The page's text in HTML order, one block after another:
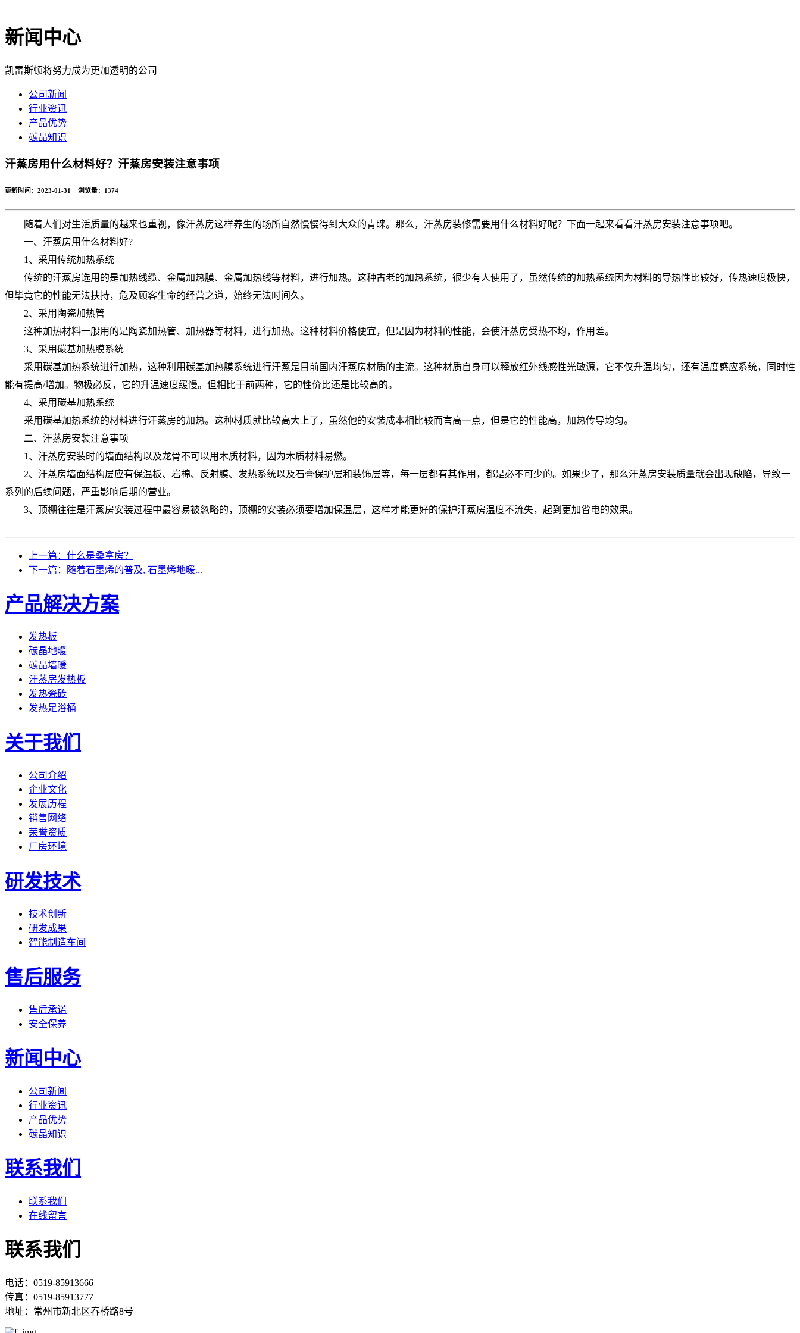
新闻中心
凯雷斯顿将努力成为更加透明的公司
公司新闻
行业资讯
产品优势
碳晶知识
汗蒸房用什么材料好？汗蒸房安装注意事项
更新时间：2023-01-31 浏览量： 1374
随着人们对生活质量的越来也重视，像汗蒸房这样养生的场所自然慢慢得到大众的青睐。那么，汗蒸房装修需要用什么材料好呢？下面一起来看看汗蒸房安装注意事项吧。
一、汗蒸房用什么材料好?
1、采用传统加热系统
传统的汗蒸房选用的是加热线缆、金属加热膜、金属加热线等材料，进行加热。这种古老的加热系统，很少有人使用了，虽然传统的加热系统因为材料的导热性比较好，传热速度极快，
但毕竟它的性能无法扶持，危及顾客生命的经营之道，始终无法时间久。
2、采用陶瓷加热管
这种加热材料一般用的是陶瓷加热管、加热器等材料，进行加热。这种材料价格便宜，但是因为材料的性能，会使汗蒸房受热不均，作用差。
3、采用碳基加热膜系统
采用碳基加热系统进行加热，这种利用碳基加热膜系统进行汗蒸是目前国内汗蒸房材质的主流。这种材质自身可以释放红外线感性光敏源，它不仅升温均匀，还有温度感应系统，同时性
能有提高/增加。物极必反，它的升温速度缓慢。但相比于前两种，它的性价比还是比较高的。
4、采用碳基加热系统
采用碳基加热系统的材料进行汗蒸房的加热。这种材质就比较高大上了，虽然他的安装成本相比较而言高一点，但是它的性能高，加热传导均匀。
二、汗蒸房安装注意事项
1、汗蒸房安装时的墙面结构以及龙骨不可以用木质材料，因为木质材料易燃。
2、汗蒸房墙面结构层应有保温板、岩棉、反射膜、发热系统以及石膏保护层和装饰层等，每一层都有其作用，都是必不可少的。如果少了，那么汗蒸房安装质量就会出现缺陷，导致一
系列的后续问题，严重影响后期的营业。
3、顶棚往往是汗蒸房安装过程中最容易被忽略的，顶棚的安装必须要增加保温层，这样才能更好的保护汗蒸房温度不流失，起到更加省电的效果。
上一篇：什么是桑拿房？
下一篇：随着石墨烯的普及, 石墨烯地暖...
产品解决方案
发热板
碳晶地暖
碳晶墙暖
汗蒸房发热板
发热瓷砖
发热足浴桶
关于我们
公司介绍
企业文化
发展历程
销售网络
荣誉资质
厂房环境
研发技术
技术创新
研发成果
智能制造车间
售后服务
售后承诺
安全保养
新闻中心
公司新闻
行业资讯
产品优势
碳晶知识
联系我们
联系我们
在线留言
联系我们
电话：0519-85913666
传真：0519-85913777
地址：常州市新北区春桥路8号